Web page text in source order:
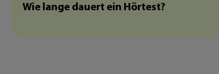
Wie lange dauert ein Hörtest?